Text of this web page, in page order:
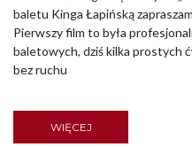
baletu Kinga Łapińską
Pierwszy film to była
baletowych, dziś kilka prostych
bez ruchu
WIĘCEJ